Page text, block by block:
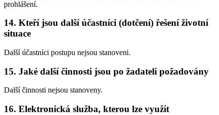
prohlášení.
14. Kteří jsou další účastníci (dotčení) řešení životní
situace
Další účastníci postupu nejsou stanoveni.
15. Jaké další činnosti jsou po žadateli požadovány
Další činnosti nejsou stanoveny.
16. Elektronická služba, kterou lze využít